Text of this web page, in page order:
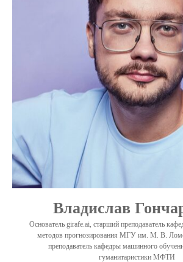
Владислав
Основатель girafe.ai, старший преподаватель
методов прогнозирования МГУ им. М. В.
преподаватель кафедры машинного
гуманитаристики МФТИ